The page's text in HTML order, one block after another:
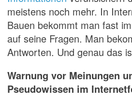
meistens noch mehr. In
Bauen bekommt man fast
auf seine Fragen. Man
Antworten. Und genau das
Warnung vor Meinungen
Pseudowissen im